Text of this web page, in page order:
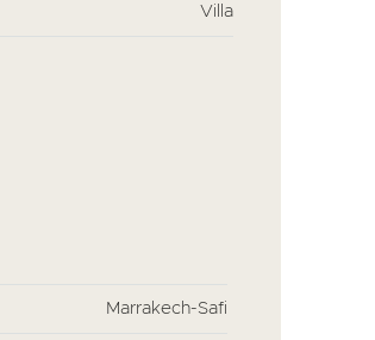
Villa
Marrakech-Safi